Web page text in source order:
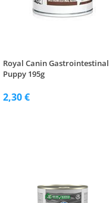
Royal Canin Gastrointestinal
Puppy 195g
2,30 €